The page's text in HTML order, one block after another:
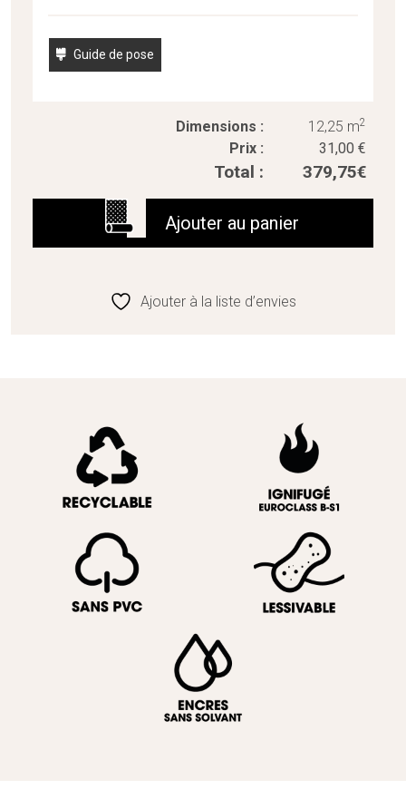
Guide de pose
Dimensions : 12,25 m2
Prix : 31,00 €
Total : 379,75€
quantité
Ajouter au panier
Ajouter à la liste d’envies